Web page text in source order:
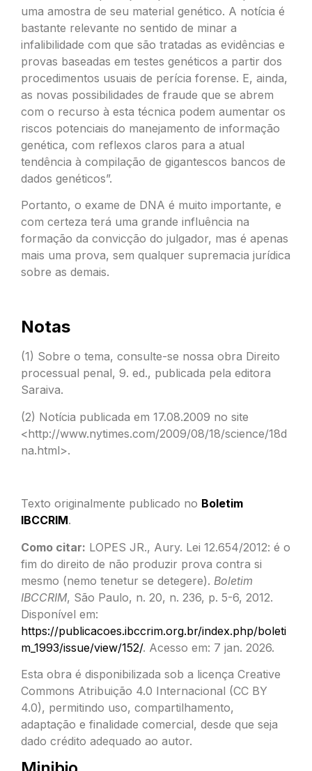
uma amostra de seu material genético. A notícia é
bastante relevante no sentido de minar a
infalibilidade com que são tratadas as evidências e
provas baseadas em testes genéticos a partir dos
procedimentos usuais de perícia forense. E, ainda,
as novas possibilidades de fraude que se abrem
com o recurso à esta técnica podem aumentar os
riscos potenciais do manejamento de informação
genética, com reflexos claros para a atual
tendência à compilação de gigantescos bancos de
dados genéticos”.
Portanto, o exame de DNA é muito importante, e
com certeza terá uma grande influência na
formação da convicção do julgador, mas é apenas
mais uma prova, sem qualquer supremacia jurídica
sobre as demais.
Notas
(1) Sobre o tema, consulte-se nossa obra Direito
processual penal, 9. ed., publicada pela editora
Saraiva.
(2) Notícia publicada em 17.08.2009 no site
<http://www.nytimes.com/2009/08/18/science/18d
na.html>.
Texto originalmente publicado no Boletim
IBCCRIM.
Como citar: LOPES JR., Aury. Lei 12.654/2012: é o
fim do direito de não produzir prova contra si
mesmo (nemo tenetur se detegere). Boletim
IBCCRIM, São Paulo, n. 20, n. 236, p. 5-6, 2012.
Disponível em:
https://publicacoes.ibccrim.org.br/index.php/boleti
m_1993/issue/view/152/. Acesso em: 7 jan. 2026.
Esta obra é disponibilizada sob a licença Creative
Commons Atribuição 4.0 Internacional (CC BY
4.0), permitindo uso, compartilhamento,
adaptação e finalidade comercial, desde que seja
dado crédito adequado ao autor.